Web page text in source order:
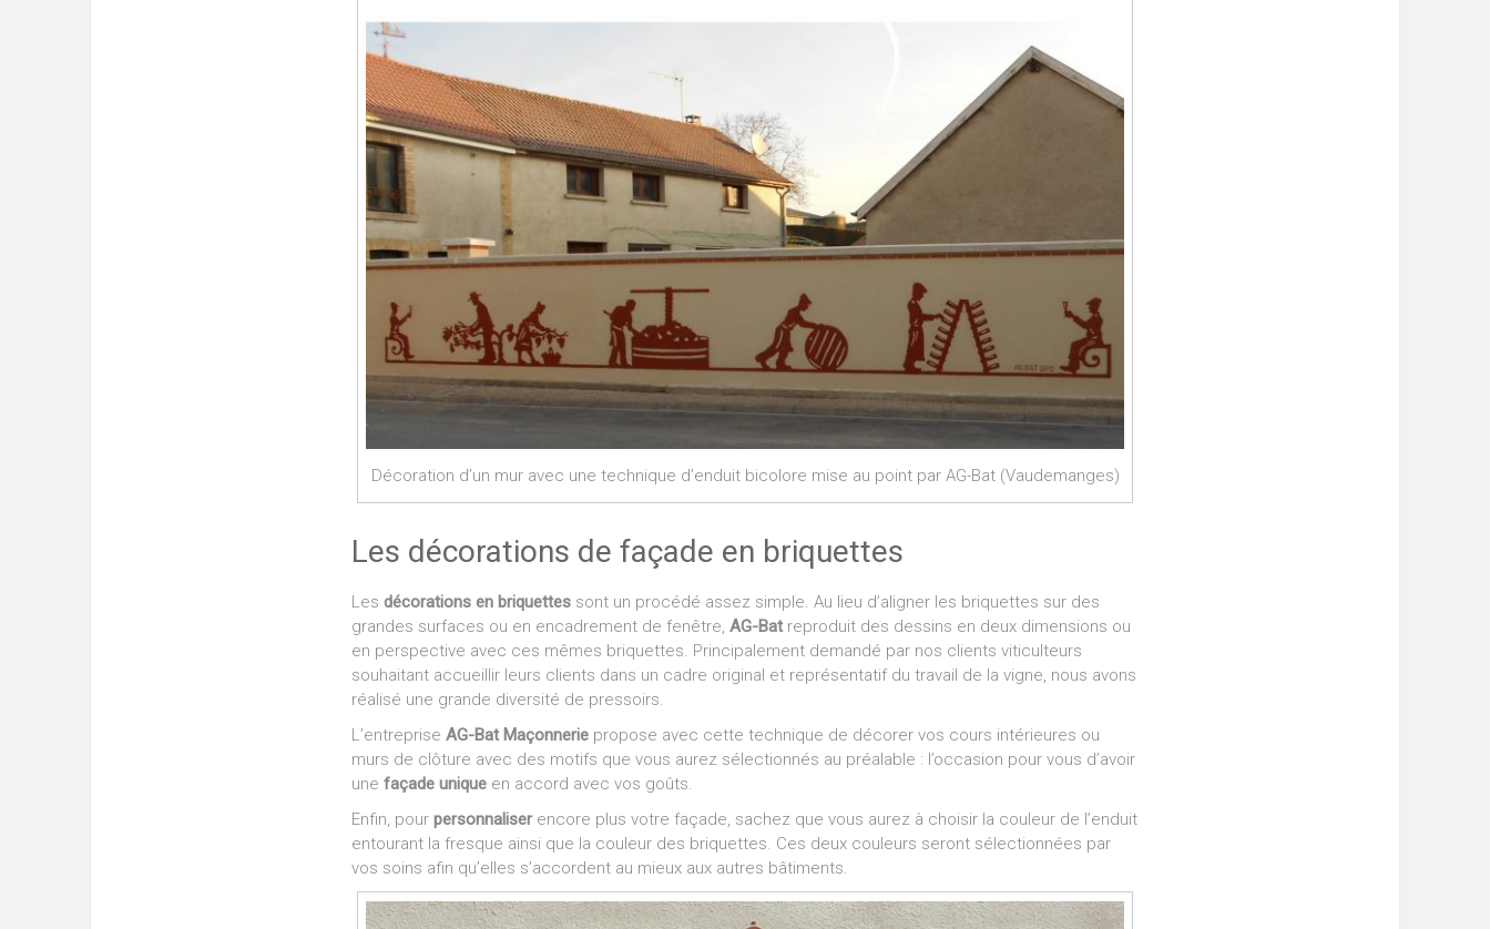
Décoration d’un mur avec une technique d’enduit bicolore mise au point par AG-Bat (Vaudemanges)
Les décorations de façade en briquettes
Les décorations en briquettes sont un procédé assez simple. Au lieu d’aligner les briquettes sur des
grandes surfaces ou en encadrement de fenêtre, AG-Bat reproduit des dessins en deux dimensions ou
en perspective avec ces mêmes briquettes. Principalement demandé par nos clients viticulteurs
souhaitant accueillir leurs clients dans un cadre original et représentatif du travail de la vigne, nous avons
réalisé une grande diversité de pressoirs.
L’entreprise AG-Bat Maçonnerie propose avec cette technique de décorer vos cours intérieures ou
murs de clôture avec des motifs que vous aurez sélectionnés au préalable : l’occasion pour vous d’avoir
une façade unique en accord avec vos goûts.
Enfin, pour personnaliserencore plus votre façade, sachez que vous aurez à choisir la couleur de l’enduit
entourant la fresque ainsi que la couleur des briquettes. Ces deux couleurs seront sélectionnées par
vos soins afin qu’elles s’accordent au mieux aux autres bâtiments.